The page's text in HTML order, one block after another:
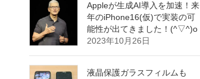
Appleが生成AI導入を加速！来
年のiPhone16(仮)で実装の可
能性が出てきました！(^▽^)o
2023年10月26日
液晶保護ガラスフィルムも